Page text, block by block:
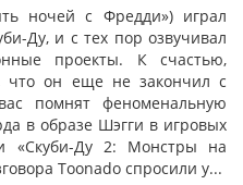
ночей с Фредди») играл
Ду, и с тех пор озвучивал
проекты. К счастью,
что он еще не закончил с
помнят феноменальную
в образе Шэгги в игровых
«Скуби-Ду 2: Монстры на
Toonado спросили у...